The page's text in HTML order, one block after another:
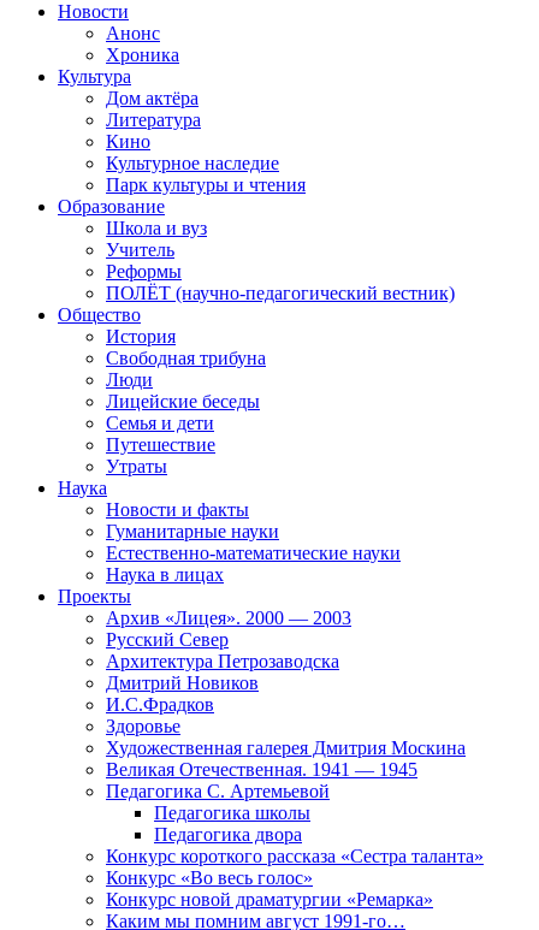
Новости
Анонс
Хроника
Культура
Дом актёра
Литература
Кино
Культурное наследие
Парк культуры и чтения
Образование
Школа и вуз
Учитель
Реформы
ПОЛЁТ (научно-педагогический вестник)
Общество
История
Свободная трибуна
Люди
Лицейские беседы
Семья и дети
Путешествие
Утраты
Наука
Новости и факты
Гуманитарные науки
Естественно-математические науки
Наука в лицах
Проекты
Архив «Лицея». 2000 — 2003
Русский Север
Архитектура Петрозаводска
Дмитрий Новиков
И.С.Фрадков
Здоровье
Художественная галерея Дмитрия Москина
Великая Отечественная. 1941 — 1945
Педагогика С. Артемьевой
Педагогика школы
Педагогика двора
Конкурс короткого рассказа «Сестра таланта»
Конкурс «Во весь голос»
Конкурс новой драматургии «Ремарка»
Каким мы помним август 1991-го…